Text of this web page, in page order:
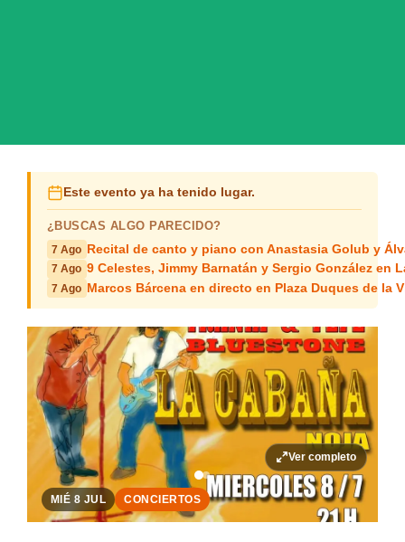
Este evento ya ha tenido lugar.
¿BUSCAS ALGO PARECIDO?
7 Ago Recital de canto y piano con Anastasia Golub y
7 Ago 9 Celestes, Jimmy Barnatán y Sergio González en
7 Ago Marcos Bárcena en directo en Plaza Duques de la
Ver completo
MIÉ 8 JUL CONCIERTOS